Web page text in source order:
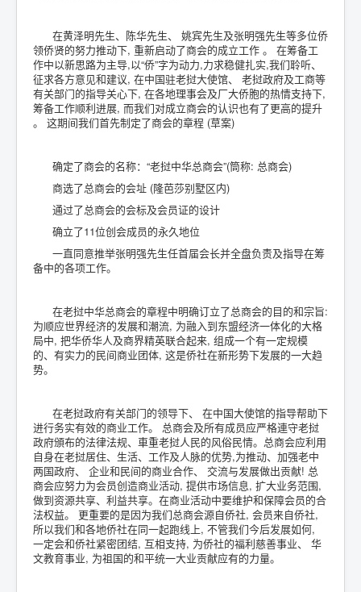
在黄泽明先生、陈华先生、 姚宾先生及张明强先生等多位侨
领侨贤的努力推动下, 重新启动了商会的成立工作 。 在筹备工
作中以新思路为主导,以“侨”字为动力,力求稳健扎实,我们聆听、
征求各方意见和建议, 在中国驻老挝大使馆、 老挝政府及工商等
有关部门的指导关心下, 在各地理事会及厂大侨胞的热情支持下,
筹备工作顺利进展, 而我们对成立商会的认识也有了更高的提升
。 这期间我们首先制定了商会的章程 (草案)
确定了商会的名称：“老挝中华总商会”(筒称: 总商会)
商选了总商会的会址 (隆芭莎别墅区内)
通过了总商会的会标及会员证的设计
确立了11位创会成员的永久地位
一直同意推举张明强先生任首届会长并全盘负责及指导在筹
备中的各项工作。
在老挝中华总商会的章程中明确订立了总商会的目的和宗旨:
为顺应世界经济的发展和潮流, 为融入到东盟经济一体化的大格
局中, 把华侨华人及商界精英联合起来, 组成一个有一定规模
的、有实力的民间商业团体, 这是侨社在新形势下发展的一大趋
势。
在老挝政府有关部门的领导下、 在中国大使馆的指导帮助下
进行务实有效的商业工作。 总商会及所有成员应严格連守老挝
政府頒布的法律法规、車重老挝人民的风俗民情。总商会应利用
自身在老挝居住、生活、工作及人脉的优势,为推动、加强老中
两国政府、 企业和民间的商业合作、 交流与发展做出贡献! 总
商会应努力为会员创造商业活动, 提供市场信息, 扩大业务范围,
做到资源共享、利益共享。在商业活动中要维护和保障会员的合
法权益。 更重要的是因为我们总商会源自侨社, 会员来自侨社,
所以我们和各地侨社在同一起跑线上, 不管我们今后发展如何,
一定会和侨社紧密团结, 互相支持, 为侨社的福利慈善事业、 华
文教育事业, 为祖国的和平统一大业贡献应有的力量。